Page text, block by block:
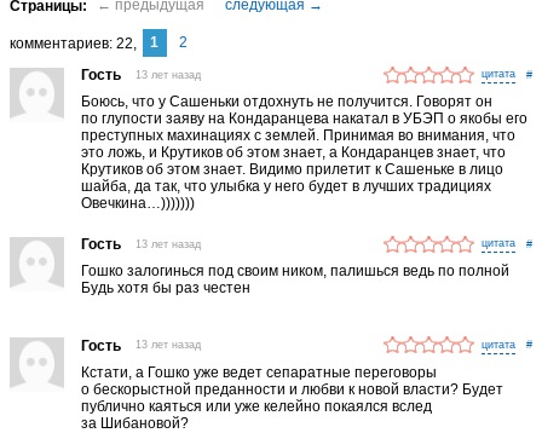
комментариев 22 1
2
Гость
13 лет назад #
Боюсь, что у Сашеньки отдохнуть не получится. Говорят он
по глупости заяву на Кондаранцева накатал в УБЭП о якобы его
преступных махинациях с землей. Принимая во внимания, что
это ложь, и Крутиков об этом знает, а Кондаранцев знает, что
Крутиков об этом знает. Видимо прилетит к Сашеньке в лицо
шайба, да так, что улыбка у него будет в лучших традициях
Овечкина…)))))))
Гость 13 лет назад #
Гошко залогинься под своим ником, палишься ведь по полной
Будь хотя бы раз честен
Гость 13 лет назад #
Кстати, а Гошко уже ведет сепаратные переговоры
о бескорыстной преданности и любви к новой власти? Будет
публично каяться или уже келейно покаялся вслед
за Шибановой?